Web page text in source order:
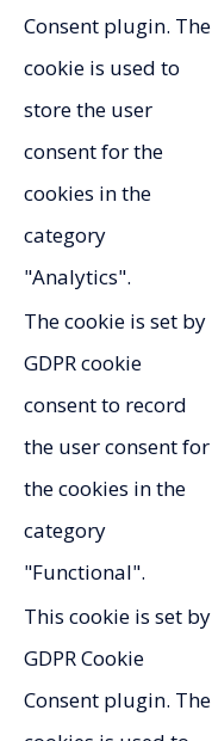
Consent plugin. The
cookie is used to
store the user
consent for the
cookies in the
category
"Analytics".
The cookie is set by
GDPR cookie
consent to record
the user consent for
the cookies in the
category
"Functional".
This cookie is set by
GDPR Cookie
Consent plugin. The